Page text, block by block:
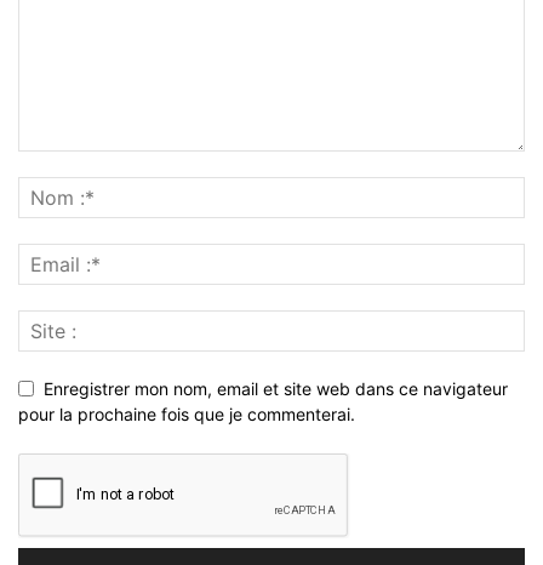
Enregistrer mon nom, email et site web dans ce navigateur
pour la prochaine fois que je commenterai.